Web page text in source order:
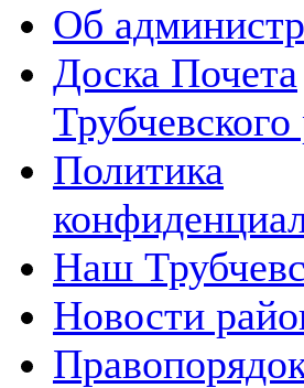
Об
Доска Почета
Политика
Наш
Новости